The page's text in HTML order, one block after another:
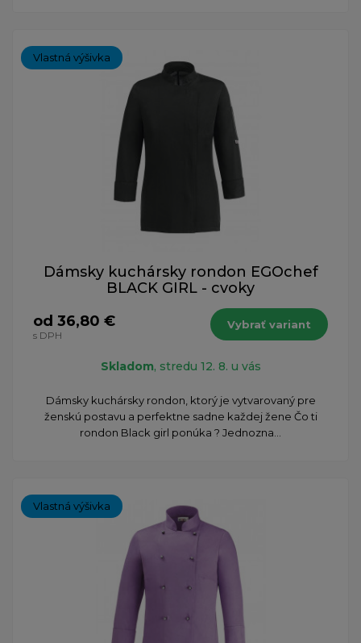
Vlastná výšivka
Dámsky kuchársky rondon EGOchef
BLACK GIRL - cvoky
od 36,80 €
s DPH
Vybrať variant
Skladom, stredu 12. 8. u vás
Dámsky kuchársky rondon, ktorý je vytvarovaný pre
ženskú postavu a perfektne sadne každej žene Čo ti
rondon Black girl ponúka ? Jednozna...
Vlastná výšivka